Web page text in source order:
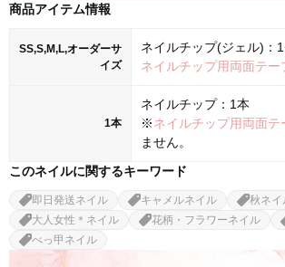
商品アイテム情報
SS,S,M,L,オーダーサ
イズ
ネイルチップ(ジェル)：
ネイルチップ用両面テー
1本
ネイルチップ：1本
※ネイルチップ用両面テ
ません。
このネイルに関するキーワード
即日発送ネイル キャメルネイル
秋ネイ
大人女性＊ネイル
花柄・フラワーネイル
べっ甲ネイル